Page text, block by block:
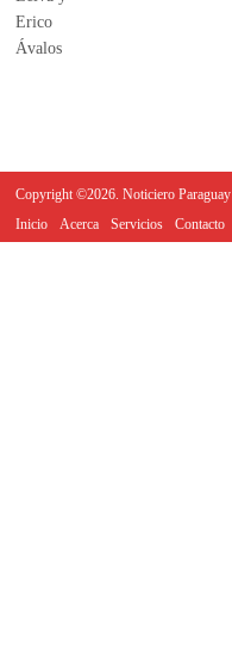
Copyright ©2026. Noticiero Paraguay
Inicio
Acerca Servicios Contacto